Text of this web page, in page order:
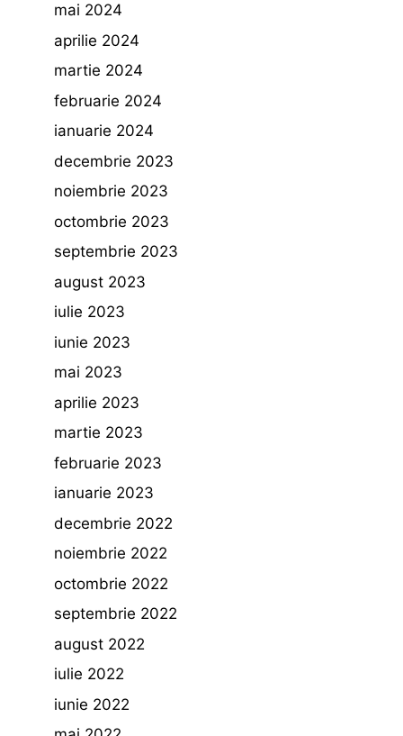
mai 2024
aprilie 2024
martie 2024
februarie 2024
ianuarie 2024
decembrie 2023
noiembrie 2023
octombrie 2023
septembrie 2023
august 2023
iulie 2023
iunie 2023
mai 2023
aprilie 2023
martie 2023
februarie 2023
ianuarie 2023
decembrie 2022
noiembrie 2022
octombrie 2022
septembrie 2022
august 2022
iulie 2022
iunie 2022